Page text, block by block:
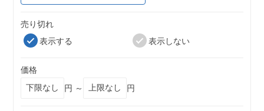
売り切れ
表示する
表示しない
価格
円 ～
円